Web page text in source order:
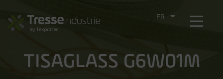
directement
LANGUE
Menu
TISAGLASS G6W01M